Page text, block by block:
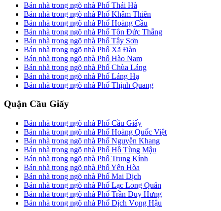
Bán nhà trong ngõ nhà Phố Thái Hà
Bán nhà trong ngõ nhà Phố Khâm Thiên
Bán nhà trong ngõ nhà Phố Hoàng Cầu
Bán nhà trong ngõ nhà Phố Tôn Đức Thắng
Bán nhà trong ngõ nhà Phố Tây Sơn
Bán nhà trong ngõ nhà Phố Xã Đàn
Bán nhà trong ngõ nhà Phố Hào Nam
Bán nhà trong ngõ nhà Phố Chùa Láng
Bán nhà trong ngõ nhà Phố Láng Hạ
Bán nhà trong ngõ nhà Phố Thịnh Quang
Quận Cầu Giấy
Bán nhà trong ngõ nhà Phố Cầu Giấy
Bán nhà trong ngõ nhà Phố Hoàng Quốc Việt
Bán nhà trong ngõ nhà Phố Nguyễn Khang
Bán nhà trong ngõ nhà Phố Hồ Tùng Mậu
Bán nhà trong ngõ nhà Phố Trung Kính
Bán nhà trong ngõ nhà Phố Yên Hòa
Bán nhà trong ngõ nhà Phố Mai Dịch
Bán nhà trong ngõ nhà Phố Lạc Long Quân
Bán nhà trong ngõ nhà Phố Trần Duy Hưng
Bán nhà trong ngõ nhà Phố Dịch Vọng Hậu